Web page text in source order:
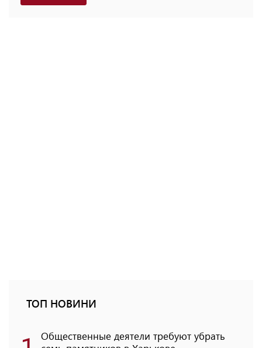
ТОП НОВИНИ
Общественные деятели требуют убрать